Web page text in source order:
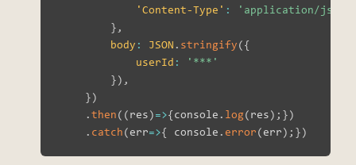
'Content-Type' :
'application/json'
} ,
body : JSON. stringify({
userId :
'***'
}) ,
})
.then( (res)=>{console. log(res) ; })
. catch(err=>{ console.error(err) ; })